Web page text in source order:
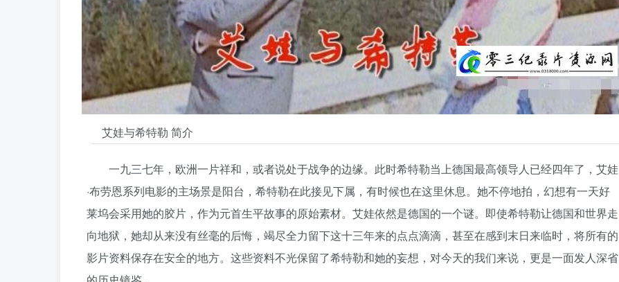
艾娃与希特勒 简介
一九三七年，欧洲一片祥和，或者说处于战争的边缘。此时希特勒当上德国最高领导人已经四年了，艾娃
·布劳恩系列电影的主场景是阳台，希特勒在此接见下属，有时候也在这里休息。她不停地拍，幻想有一天好
莱坞会采用她的胶片，作为元首生平故事的原始素材。艾娃依然是德国的一个谜。即使希特勒让德国和世界走
向地狱，她却从来没有丝毫的后悔，竭尽全力留下这十三年来的点点滴滴，甚至在感到末日来临时，将所有的
影片资料保存在安全的地方。这些资料不光保留了希特勒和她的妄想，对今天的我们来说，更是一面发人深省